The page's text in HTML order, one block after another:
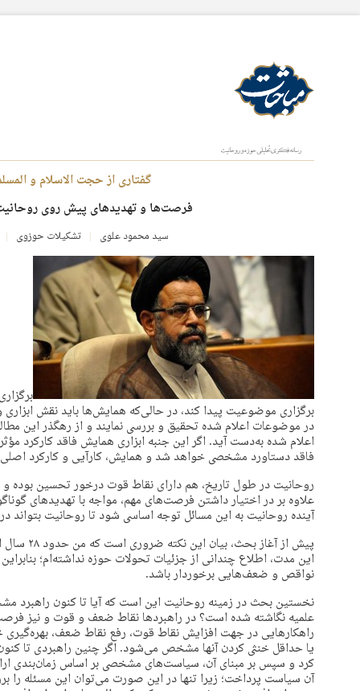
گفتاری از حجت الاسلام و
فرصت‌ها و تهدیدهای پیش روی
سید محمود علوی تشکیلات حوزوی
برگزاری موضوعیت پیدا کند، در حالی‌که همایش‌ها باید نقش ابزاری
در موضوعات اعلام شده تحقیق و بررسی نمایند و از رهگذر این
اعلام شده به‌دست آید. اگر این جنبه ابزاری همایش فاقد کارکرد
فاقد دستاورد مشخصی خواهد شد و همایش، کارآیی و کارکرد
روحانیت در طول تاریخ، هم دارای نقاط قوت درخور تحسین بوده
علاوه بر در اختیار داشتن فرصت‌های مهم، مواجه با تهدیدهای
آینده روحانیت به این مسائل توجه اساسی شود تا روحانیت
پیش از
این مدت، اطلاع چندانی از جزئیات تحولات حوزه نداشته‌ام؛
نواقص و ضعف‌هایی برخوردار باشد.
نخستین بحث در زمینه روحانیت این است که آیا تا کنون راهبرد
علمیه نگاشته شده است؟ در راهبردها نقاط ضعف و قوت و نیز
راهکارهایی در جهت افزایش نقاط قوت، رفع نقاط ضعف،
یا حداقل خنثی کردن آنها مشخص می‌شود. اگر چنین راهبردی تا
کرد و سپس بر مبنای آن، سیاست‌های مشخصی بر اساس زمان‌بندی
آن سیاست پرداخت؛ زیرا تنها در این صورت می‌توان این مسئله را